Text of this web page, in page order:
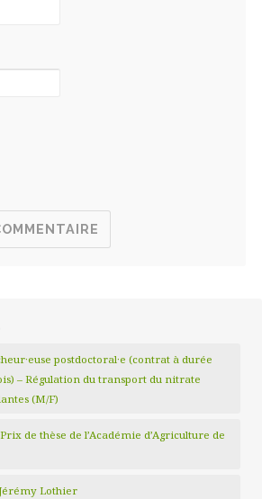
postdoctoral·e (contrat à durée
– Régulation du transport du nitrate
(M/F)
de thèse de l’Académie d’Agriculture de
Lothier